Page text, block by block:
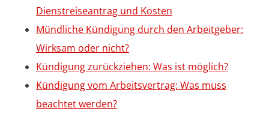
Dienstreiseantrag und Kosten
Mündliche Kündigung durch den Arbeitgeber:
Wirksam oder nicht?
Kündigung zurückziehen: Was ist möglich?
Kündigung vom Arbeitsvertrag: Was muss
beachtet werden?